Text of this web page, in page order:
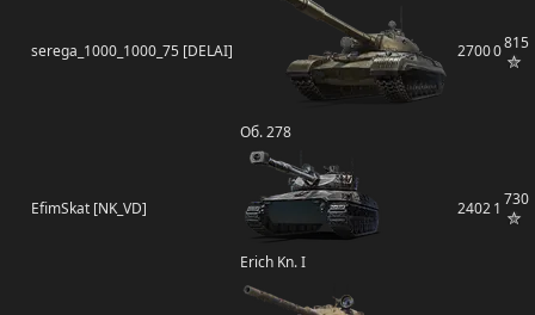
serega_1000_1000_75 [DELAI]
Об. 278
27000815
EfimSkat [NK_VD]
Erich Kn. I
24021 730